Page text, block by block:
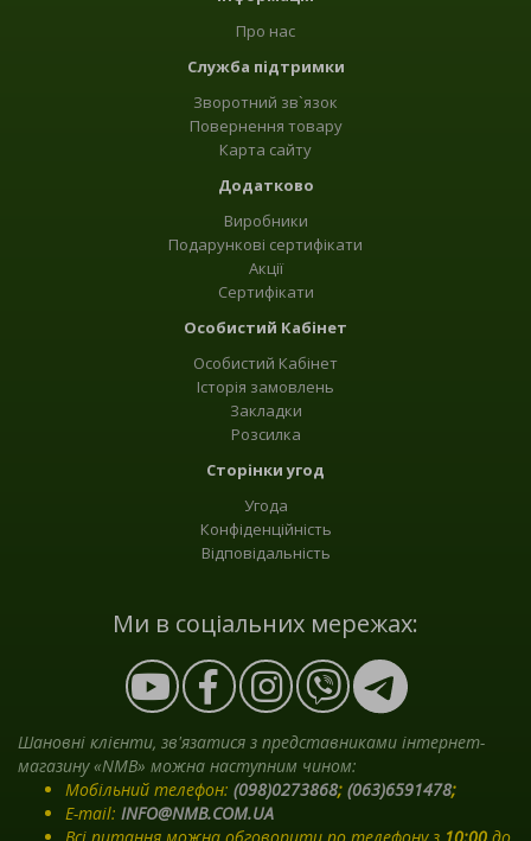
Про нас
Служба підтримки
Зворотний зв`язок
Повернення товару
Карта сайту
Додатково
Виробники
Подарункові сертифікати
Акції
Сертифікати
Особистий Кабінет
Особистий Кабінет
Історія замовлень
Закладки
Розсилка
Сторінки угод
Угода
Конфіденційність
Відповідальність
Ми в соціальних мережах:
Шановні клієнти, зв'язатися з представниками інтернет-
магазину «NMB» можна наступним чином:
Мобільний телефон: (098)0273868; (063)6591478;
E-mail: INFO@NMB.COM.UA
Всі питання можна обговорити по телефону з 10:00 до